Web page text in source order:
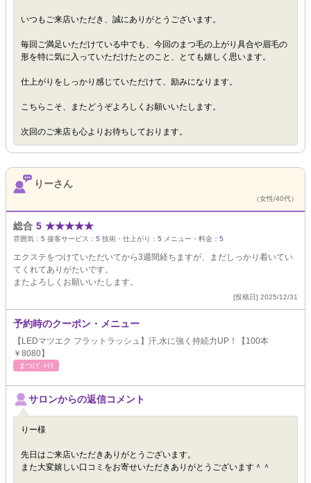
いつもご来店いただき、誠にありがとうございます。
毎回ご満足いただけている中でも、今回のまつ毛の上がり具合や眉毛の
形を特に気に入っていただけたとのこと、とても嬉しく思います。
仕上がりをしっかり感じていただけて、励みになります。
こちらこそ、またどうぞよろしくお願いいたします。
次回のご来店も心よりお待ちしております。
りーさん
（女性/40代）
総合 5 ★★★★★
雰囲気： 5 接客サービス： 5 技術・仕上がり： 5 メニュー・料金： 5
エクステをつけていただいてから3週間経ちますが、まだしっかり着いてい
てくれてありがたいです。
またよろしくお願いいたします。
[投稿日] 2025/12/31
予約時のクーポン・メニュー
【LEDマツエク フラットラッシュ】汗,水に強く持続力UP！【100本
￥8080】
まつげ･ﾒｲｸ
サロンからの返信コメント
りー様
先日はご来店いただきありがとうございます。
また大変嬉しい口コミをお寄せいただきありがとうございます＾＾